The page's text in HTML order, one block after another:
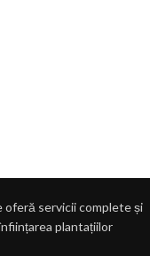
oferă servicii complete și
plantațiilor